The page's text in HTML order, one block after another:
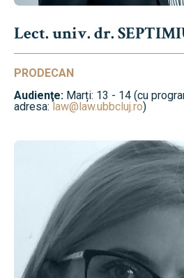
Lect. univ. dr.
PRODECAN
Audienţe: Marți: 13 - 14 (cu
adresa:law@law.ubbcluj.ro)